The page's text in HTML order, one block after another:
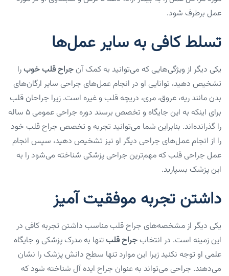
عمل برطرف شود.
تسلط کافی به سایر عمل‌ها
یکی دیگر از ویژگی‌هایی که می‌توانید به کمک آن جراح قلب خوب را
تشخیص دهید، توانایی او در انجام عمل‌های جراحی سایر ارگان‌های
بدن مانند ریه، عروق، مری، دریچه قلب و غیره است. زیرا جراحان قلب
برای اینکه به این جایگاه و تخصص برسند دوره جراحی عمومی ۵ ساله
را گذرانده‌اند. بنابراین شما می‌توانید تجربه و تخصص جراح قلب خود
را از انجام عمل‌های جراحی دیگر او نیز تشخیص دهید، سپس انجام
عمل جراحی قلب که مهم‌ترین جراحی پزشکی شناخته می‌شود را به
این پزشک بسپارید.
داشتن تجربه موفقیت آمیز
یکی دیگر از مشخصه‌های جراح قلب مناسب داشتن تجربه کافی در
این زمینه است. در انتخاب جراح قلب تنها به مدرک پزشکی و جایگاه
علمی او توجه نکنید زیرا این موارد تنها سطح دانش پزشک را نشان
می‌دهند. جراحی می‌تواند به عنوان جراح ایده آل شناخته شود که